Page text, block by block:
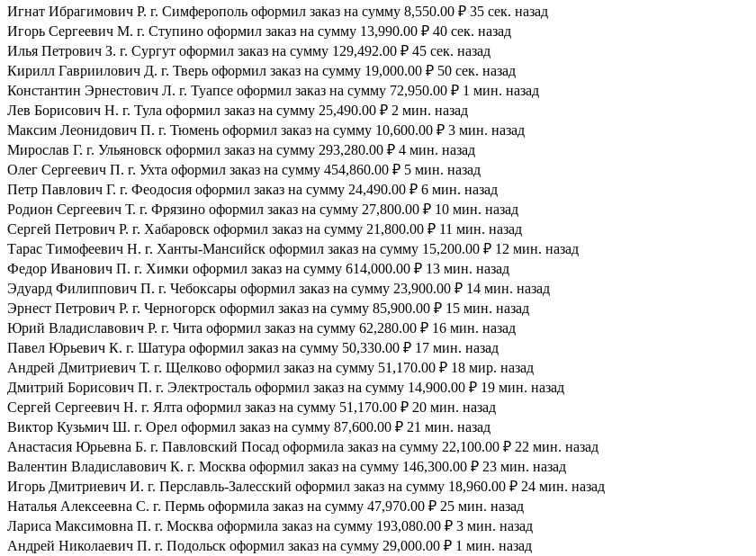
Игнат Ибрагимович Р. г. Симферополь оформил заказ на сумму 8,550.00 ₽ 35 сек. назад
Игорь Сергеевич М. г. Ступино оформил заказ на сумму 13,990.00 ₽ 40 сек. назад
Илья Петрович З. г. Сургут оформил заказ на сумму 129,492.00 ₽ 45 сек. назад
Кирилл Гавриилович Д. г. Тверь оформил заказ на сумму 19,000.00 ₽ 50 сек. назад
Константин Эрнестович Л. г. Туапсе оформил заказ на сумму 72,950.00 ₽ 1 мин. назад
Лев Борисович Н. г. Тула оформил заказ на сумму 25,490.00 ₽ 2 мин. назад
Максим Леонидович П. г. Тюмень оформил заказ на сумму 10,600.00 ₽ 3 мин. назад
Мирослав Г. г. Ульяновск оформил заказ на сумму 293,280.00 ₽ 4 мин. назад
Олег Сергеевич П. г. Ухта оформил заказ на сумму 454,860.00 ₽ 5 мин. назад
Петр Павлович Г. г. Феодосия оформил заказ на сумму 24,490.00 ₽ 6 мин. назад
Родион Сергеевич Т. г. Фрязино оформил заказ на сумму 27,800.00 ₽ 10 мин. назад
Сергей Петрович Р. г. Хабаровск оформил заказ на сумму 21,800.00 ₽ 11 мин. назад
Тарас Тимофеевич Н. г. Ханты-Мансийск оформил заказ на сумму 15,200.00 ₽ 12 мин. назад
Федор Иванович П. г. Химки оформил заказ на сумму 614,000.00 ₽ 13 мин. назад
Эдуард Филиппович П. г. Чебоксары оформил заказ на сумму 23,900.00 ₽ 14 мин. назад
Эрнест Петрович Р. г. Черногорск оформил заказ на сумму 85,900.00 ₽ 15 мин. назад
Юрий Владиславович Р. г. Чита оформил заказ на сумму 62,280.00 ₽ 16 мин. назад
Павел Юрьевич К. г. Шатура оформил заказ на сумму 50,330.00 ₽ 17 мин. назад
Андрей Дмитриевич Т. г. Щелково оформил заказ на сумму 51,170.00 ₽ 18 мир. назад
Дмитрий Борисович П. г. Электросталь оформил заказ на сумму 14,900.00 ₽ 19 мин. назад
Сергей Сергеевич Н. г. Ялта оформил заказ на сумму 51,170.00 ₽ 20 мин. назад
Виктор Кузьмич Ш. г. Орел оформил заказ на сумму 87,600.00 ₽ 21 мин. назад
Анастасия Юрьевна Б. г. Павловский Посад оформила заказ на сумму 22,100.00 ₽ 22 мин. назад
Валентин Владиславович К. г. Москва оформил заказ на сумму 146,300.00 ₽ 23 мин. назад
Игорь Дмитриевич И. г. Перславль-Залесский оформил заказ на сумму 18,960.00 ₽ 24 мин. назад
Наталья Алексеевна С. г. Пермь оформила заказ на сумму 47,970.00 ₽ 25 мин. назад
Лариса Максимовна П. г. Москва оформила заказ на сумму 193,080.00 ₽ 3 мин. назад
Андрей Николаевич П. г. Подольск оформил заказ на сумму 29,000.00 ₽ 1 мин. назад